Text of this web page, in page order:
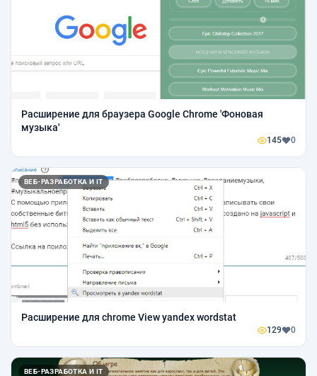
Расширение для браузера Google Chrome 'Фоновая
музыка'
145 0
ВЕБ-РАЗРАБОТКА И IT
Расширение для chrome View yandex wordstat
129 0
ВЕБ-РАЗРАБОТКА И IT